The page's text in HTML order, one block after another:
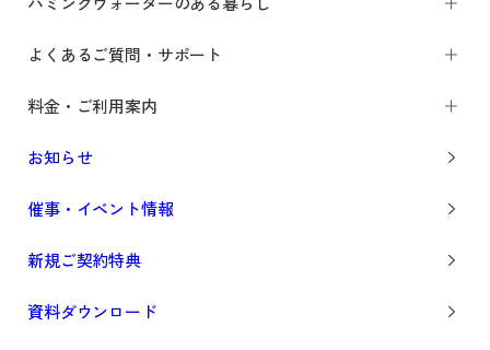
よくあるご質問・サポート
料金・ご利用案内
お知らせ
催事・イベント情報
新規ご契約特典
資料ダウンロード